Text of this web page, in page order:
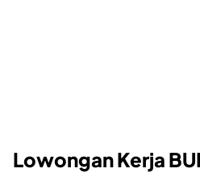
Lowongan Kerja